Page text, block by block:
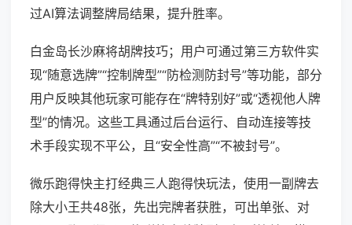
过AI算法调整牌局结果，提升胜率。
白金岛长沙麻将胡牌技巧；用户可通过第三方软件实
现“随意选牌”“控制牌型”“防检测防封号”等功能，部分
用户反映其他玩家可能存在“牌特别好”或“透视他人牌
型”的情况。这些工具通过后台运行、自动连接等技
术手段实现不平公，且“安全性高”“不被封号”。
微乐跑得快主打经典三人跑得快玩法，使用一副牌去
除大小王共48张，先出完牌者获胜，可出单张、对